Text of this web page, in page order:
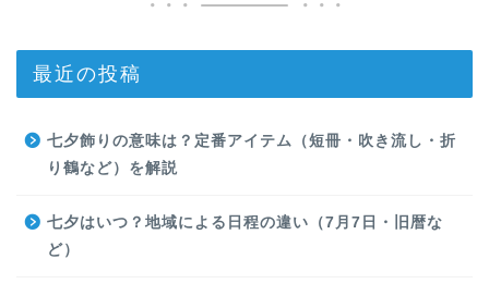
最近の投稿
七夕飾りの意味は？定番アイテム（短冊・吹き流し・折
り鶴など）を解説
七夕はいつ？地域による日程の違い（7月7日・旧暦な
ど）